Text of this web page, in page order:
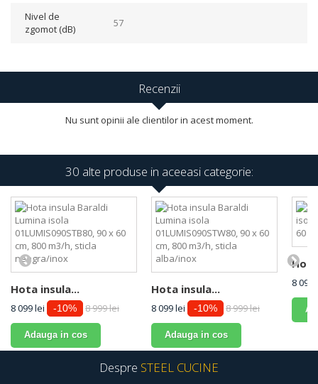
Nivel de
zgomot (dB)
57
Recenzii
Nu sunt opinii ale clientilor in acest moment.
30 alte produse in aceeasi categorie:
Hota insula...
8 099 lei -10% 8 999 lei
Adauga in cos
Hota insula...
8 099 lei -10% 8 999 lei
Adauga in cos
8 099
Despre STEEL CUCINE